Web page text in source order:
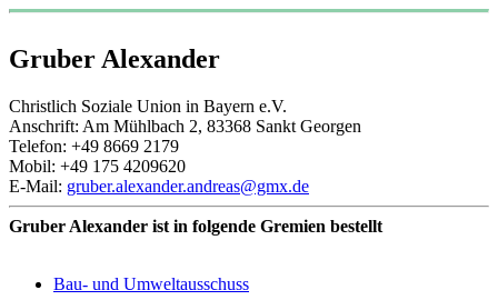
Gruber Alexander
Christlich Soziale Union in Bayern e.V.
Anschrift: Am Mühlbach 2, 83368 Sankt Georgen
Telefon: +49 8669 2179
Mobil: +49 175 4209620
E-Mail: gruber.alexander.andreas@gmx.de
Gruber Alexander ist in folgende Gremien bestellt
Bau- und Umweltausschuss